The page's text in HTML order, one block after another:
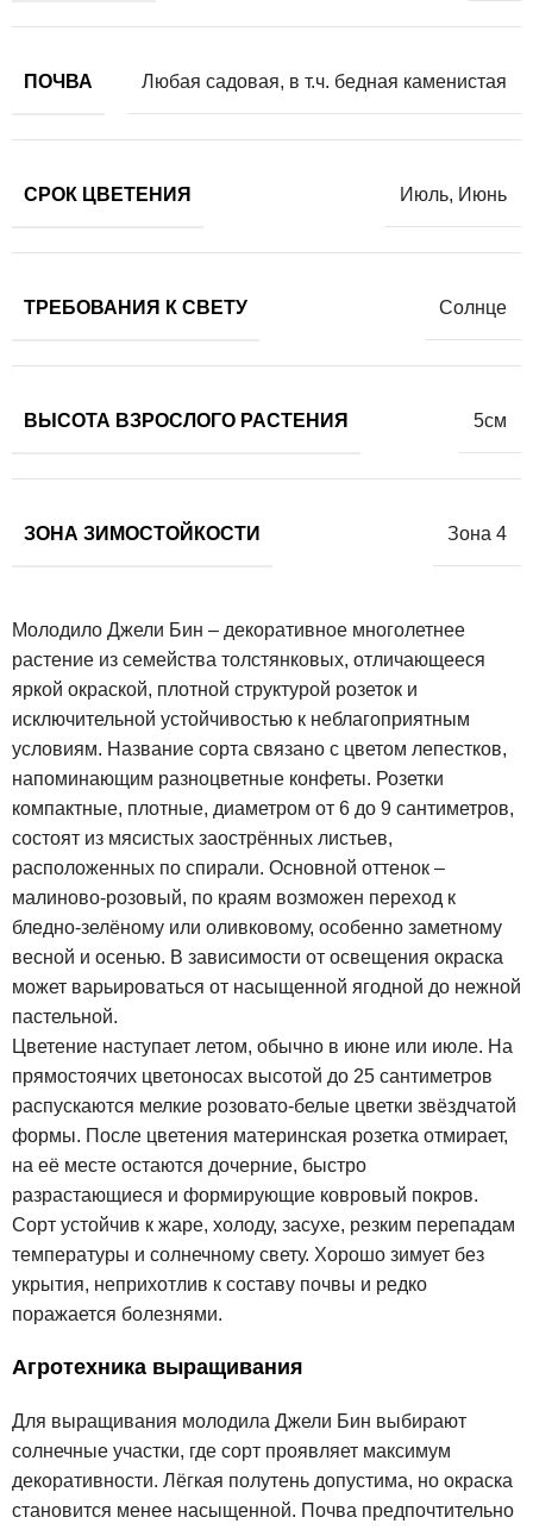
ПОЧВА Любая садовая, в т.ч. бедная каменистая
СРОК ЦВЕТЕНИЯ Июль, Июнь
ТРЕБОВАНИЯ К СВЕТУ Солнце
ВЫСОТА ВЗРОСЛОГО РАСТЕНИЯ 5см
ЗОНА ЗИМОСТОЙКОСТИ Зона 4
Молодило Джели Бин – декоративное многолетнее
растение из семейства толстянковых, отличающееся
яркой окраской, плотной структурой розеток и
исключительной устойчивостью к неблагоприятным
условиям. Название сорта связано с цветом лепестков,
напоминающим разноцветные конфеты. Розетки
компактные, плотные, диаметром от 6 до 9 сантиметров,
состоят из мясистых заострённых листьев,
расположенных по спирали. Основной оттенок –
малиново-розовый, по краям возможен переход к
бледно-зелёному или оливковому, особенно заметному
весной и осенью. В зависимости от освещения окраска
может варьироваться от насыщенной ягодной до нежной
пастельной.
Цветение наступает летом, обычно в июне или июле. На
прямостоячих цветоносах высотой до 25 сантиметров
распускаются мелкие розовато-белые цветки звёздчатой
формы. После цветения материнская розетка отмирает,
на её месте остаются дочерние, быстро
разрастающиеся и формирующие ковровый покров.
Сорт устойчив к жаре, холоду, засухе, резким перепадам
температуры и солнечному свету. Хорошо зимует без
укрытия, неприхотлив к составу почвы и редко
поражается болезнями.
Агротехника выращивания
Для выращивания молодила Джели Бин выбирают
солнечные участки, где сорт проявляет максимум
декоративности. Лёгкая полутень допустима, но окраска
становится менее насыщенной. Почва предпочтительно